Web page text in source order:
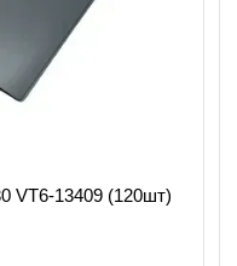
VT6-13409 (120шт)